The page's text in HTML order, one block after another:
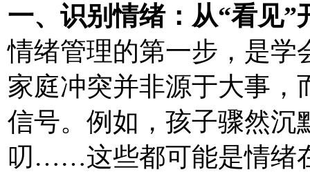
一、识别情绪：从“看见”
情绪管理的第一步，是学
家庭冲突并非源于大事，
信号。例如，孩子骤然沉
叨……这些都可能是情绪